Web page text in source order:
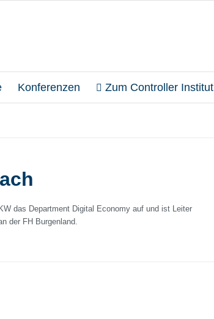
Konferenzen Zum Controller Institut
das Department Digital Economy auf und ist Leiter
der FH Burgenland.